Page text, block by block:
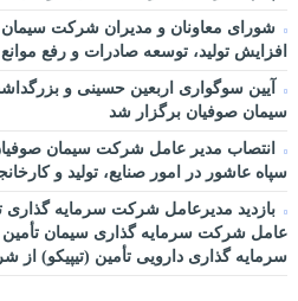
شورای معاونان و مدیران شرکت سیمان
افزایش تولید، توسعه صادرات و رفع موانع
آیین سوگواری اربعین حسینی و
سیمان صوفیان برگزار شد
انتصاب مدیر عامل شرکت سیمان
سپاه عاشور در امور صنایع، تولید و
بازدید مدیرعامل شرکت سرمایه گذاری
عامل شرکت سرمایه گذاری سیمان
سرمایه گذاری دارویی تأمین (تیپیکو)